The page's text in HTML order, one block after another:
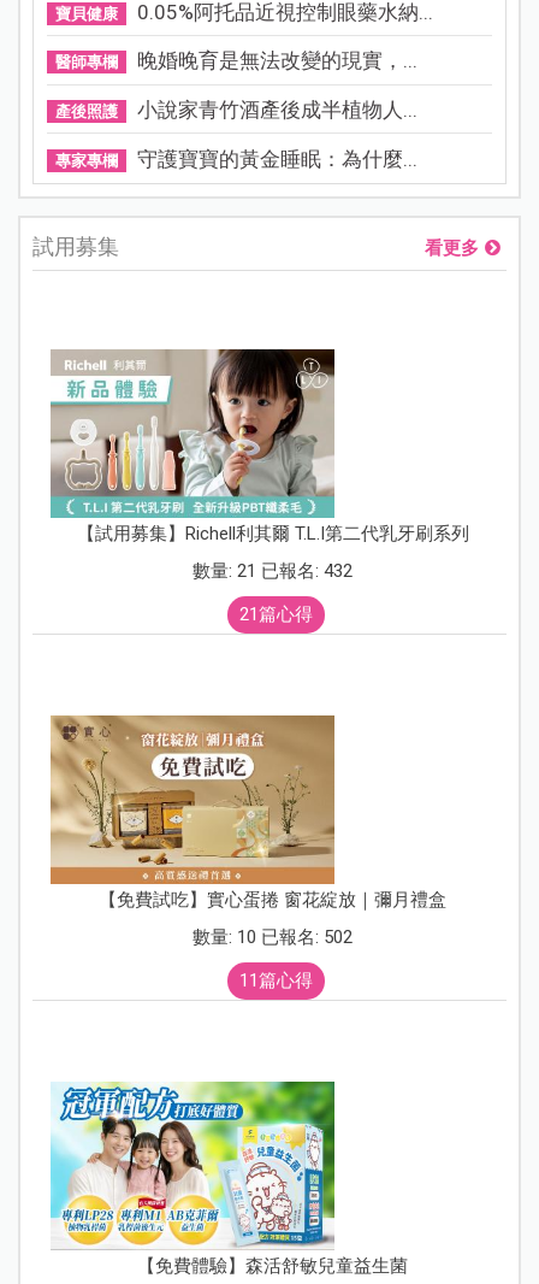
寶貝健康 0.05%阿托品近視控制眼藥水納...
醫師專欄 晚婚晚育是無法改變的現實，...
產後照護 小說家青竹酒產後成半植物人...
專家專欄 守護寶寶的黃金睡眠：為什麼...
試用募集 看更多
【試用募集】Richell利其爾 T.L.I第二代乳牙刷系列
數量: 21 已報名: 432
21篇心得
【免費試吃】實心蛋捲 窗花綻放｜彌月禮盒
數量: 10 已報名: 502
11篇心得
【免費體驗】森活舒敏兒童益生菌